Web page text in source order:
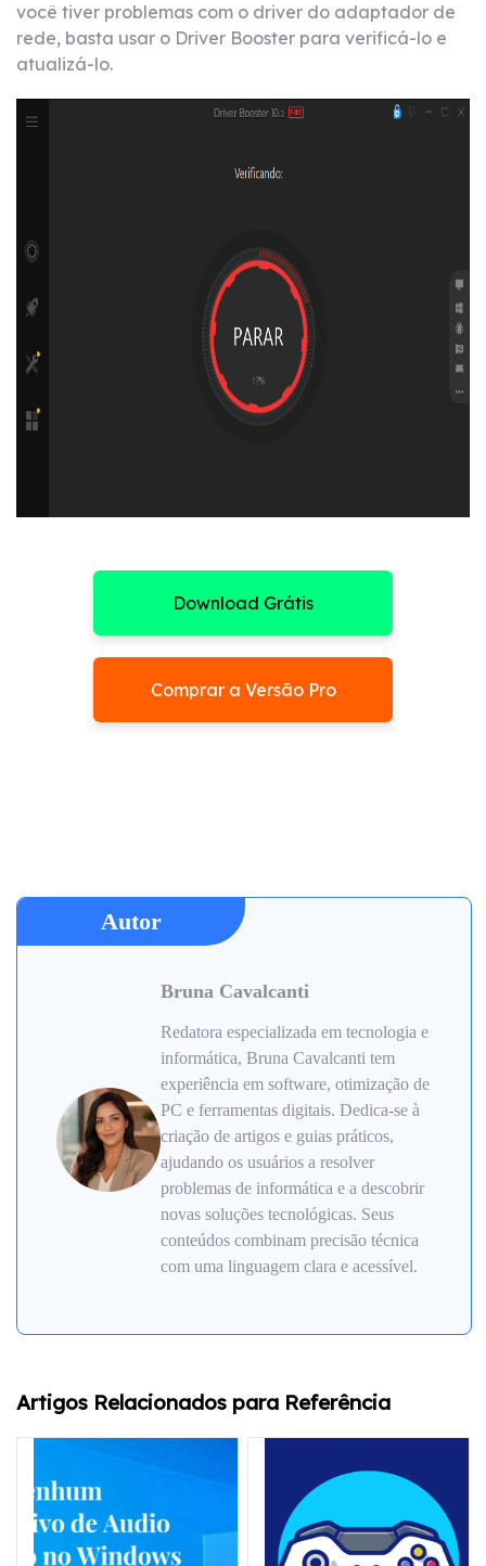
você tiver problemas com o driver do adaptador de
rede, basta usar o Driver Booster para verificá-lo e
atualizá-lo.
Download Grátis
Comprar a Versão Pro
Autor
Bruna Cavalcanti
Redatora especializada em tecnologia e
informática, Bruna Cavalcanti tem
experiência em software, otimização de
PC e ferramentas digitais. Dedica-se à
criação de artigos e guias práticos,
ajudando os usuários a resolver
problemas de informática e a descobrir
novas soluções tecnológicas. Seus
conteúdos combinam precisão técnica
com uma linguagem clara e acessível.
Artigos Relacionados para Referência